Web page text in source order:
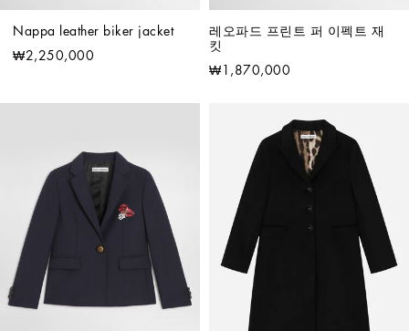
Nappa leather biker jacket
₩2,250,000
레오파드 프린트 퍼 이펙트 재
킷
₩1,870,000